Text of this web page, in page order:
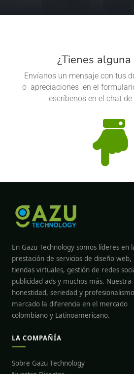
¿Tienes alguna
Envíanos un mensaje con tus
o apreciaciones en el
escríbenos en el chat

En Gazu Technology somos líderes en
prestación de servicios de diseño web,
tiendas virtuales, gestión de redes
publicidad ads y muchos más. Nuestra
honestidad, seriedad y
marcado la diferencia en el mercado
colombiano y Latinoamericano.
LA COMPAÑÍA
Sobre Gazu Technology